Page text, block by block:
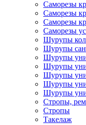
Саморезы
Саморезы
Саморезы
Саморезы
Шурупы
Шурупы
Шурупы
Шурупы
Шурупы
Шурупы
Шурупы
Стропы,
Стропы
Такелаж